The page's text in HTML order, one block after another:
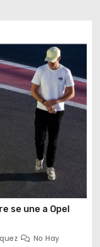
se une a Opel
No Hay